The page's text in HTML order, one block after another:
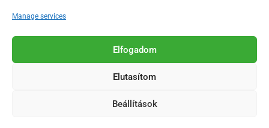
Manage services
Elfogadom
Elutasítom
Beállítások
o
o
-
b
e
s
Az Érd Média médiaszolgáltatási tevékenységét a
Médiatanács a Magyar Média Mecenatúra program
2018-2026. © Minden jog fenntartva, Érd Megyei Jogú Város